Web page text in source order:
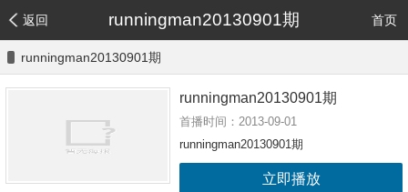
返回 runningman20130901期 首页
runningman20130901期
runningman20130901期
首播时间：2013-09-01
runningman20130901期
立即播放